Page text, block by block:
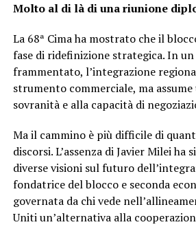
Molto al di là di una riunione
La 68ª Cima ha mostrato che il
fase di ridefinizione strategica. In
frammentato, l’integrazione
strumento commerciale, ma
sovranità e alla capacità di
Ma il cammino è più difficile di
discorsi. L’assenza di Javier Milei ha
diverse visioni sul futuro
fondatrice del blocco e seconda
governata da chi vede
Uniti un’alternativa alla